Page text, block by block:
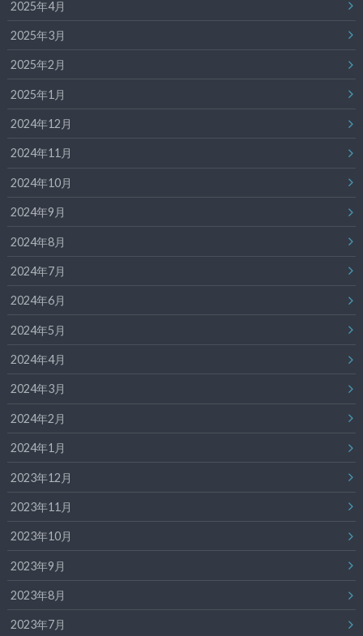
2025年4月
2025年3月
2025年2月
2025年1月
2024年12月
2024年11月
2024年10月
2024年9月
2024年8月
2024年7月
2024年6月
2024年5月
2024年4月
2024年3月
2024年2月
2024年1月
2023年12月
2023年11月
2023年10月
2023年9月
2023年8月
2023年7月